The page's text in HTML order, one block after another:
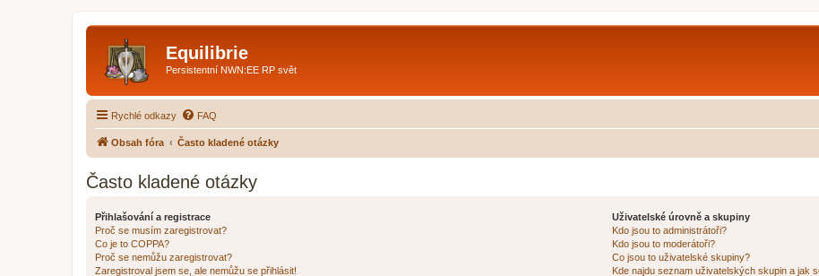
Equilibrie
Persistentní NWN:EE RP svět
Rychlé odkazy FAQ
Obsah fóra Často kladené otázky
Často kladené otázky
Přihlašování a registrace
Proč se musím zaregistrovat?
Co je to COPPA?
Proč se nemůžu zaregistrovat?
Zaregistroval jsem se, ale nemůžu se přihlásit!
Uživatelské úrovně a skupiny
Kdo jsou to administrátoři?
Kdo jsou to moderátoři?
Co jsou to uživatelské skupiny?
Kde najdu seznam uživatelských skupin a jak